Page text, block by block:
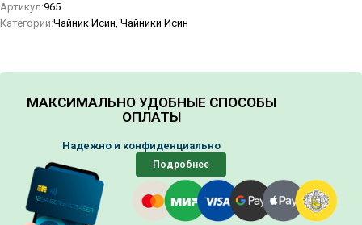
Артикул:965
Категории:Чайник Исин, Чайники Исин
МАКСИМАЛЬНО УДОБНЫЕ СПОСОБЫ
ОПЛАТЫ
Надежно и конфиденциально
Подробнее